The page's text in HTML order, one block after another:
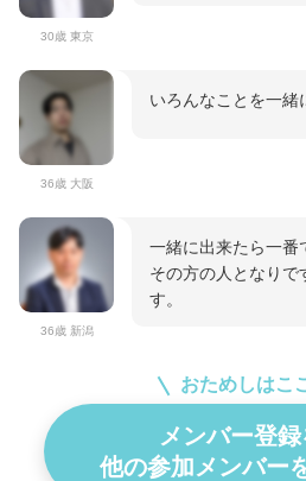
30歳 東京
36歳 大阪
いろんなことを一緒
36歳 新潟
一緒に出来たら一番
その方の人となりで
す。
おためしはこ
メンバー登
他の参加メンバー